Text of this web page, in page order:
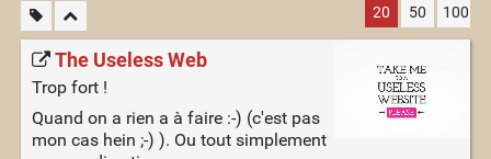
20 50 100
The Useless Web
Trop fort !
Quand on a rien a à faire :-) (c'est pas
mon cas hein ;-) ). Ou tout simplement